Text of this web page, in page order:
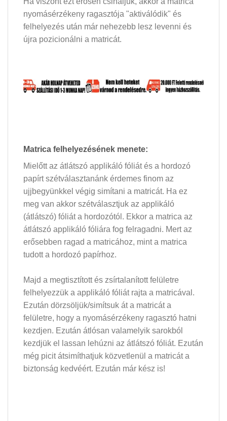
nyomásérzékeny ragasztója "aktiválódik" és
felhelyezés után már nehezebb lesz levenni és
újra pozicionálni a matricát.
Matrica felhelyezésének menete:
Mielőtt az átlátszó applikáló fóliát és a hordozó
papírt szétválasztanánk érdemes finom az
ujjbegyünkkel végig simítani a matricát. Ha ez
meg van akkor szétválasztjuk az applikáló
(átlátszó) fóliát a hordozótól. Ekkor a matrica az
átlátszó applikáló fóliára fog felragadni. Mert az
erősebben ragad a matricához, mint a matrica
tudott a hordozó papírhoz.
Majd a megtisztított és zsírtalanított felületre
felhelyezzük a applikáló fóliát rajta a matricával.
Ezután dörzsöljük/simítsuk át a matricát a
felületre, hogy a nyomásérzékeny ragasztó hatni
kezdjen. Ezután átlósan valamelyik sarokból
kezdjük el lassan lehúzni az átlátszó fóliát. Ezután
még picit átsimíthatjuk közvetlenül a matricát a
biztonság kedvéért. Ezután már kész is!